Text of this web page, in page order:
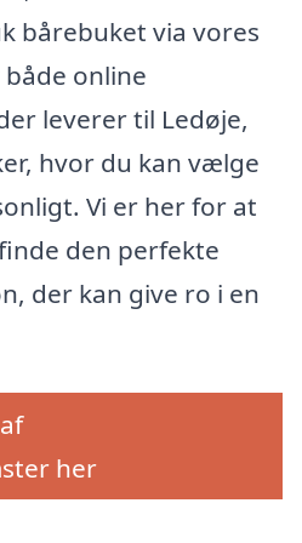
bårebuket via vores
online
leverer til Ledøje,
hvor du kan vælge
Vi er her for at
den perfekte
der kan give ro i en
her